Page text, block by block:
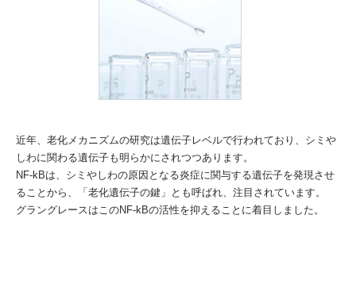
近年、老化メカニズムの研究は遺伝子レベルで行われており、シミや
しわに関わる遺伝子も明らかにされつつあります。
NF-kBは、シミやしわの原因となる炎症に関与する遺伝子を発現させ
ることから、「老化遺伝子の鍵」とも呼ばれ、注目されています。
グラングレースはこのNF-kBの活性を抑えることに着目しました。